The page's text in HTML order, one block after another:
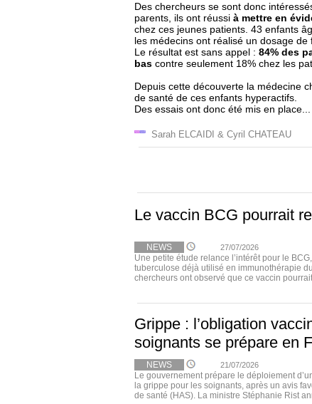
Des chercheurs se sont donc
parents, ils ont réussi à mettre en
chez ces jeunes patients. 43 enfants
les médecins ont réalisé un dosage de
Le résultat est sans appel : 84% des
bas contre seulement 18% chez les
Depuis cette découverte la médecine
de santé de ces enfants hyperactifs.
Des essais ont donc été mis en place...
Sarah ELCAIDI & Cyril CHATEAU
Le vaccin BCG pourrait
NEWS 27/07/2026
Une petite étude relance l’intérêt pour le
tuberculose déjà utilisé en immunothérapie
chercheurs ont observé que ce vaccin
Grippe : l’obligation
soignants se prépare en
NEWS 21/07/2026
Le gouvernement prépare le déploiement
la grippe pour les soignants, après un avis
de santé (HAS). La ministre Stéphanie Rist